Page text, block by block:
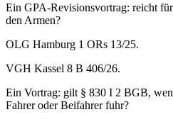
Ein GPA-Revisionsvortrag: reicht
den Armen?
OLG Hamburg 1 ORs 13/25.
VGH Kassel 8 B 406/26.
Ein Vortrag: gilt § 830 I 2 BGB,
Fahrer oder Beifahrer fuhr?